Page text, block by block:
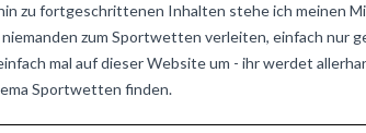
zu fortgeschrittenen Inhalten stehe ich meinen
zum Sportwetten verleiten, einfach nur
mal auf dieser Website um - ihr werdet
Sportwetten finden.